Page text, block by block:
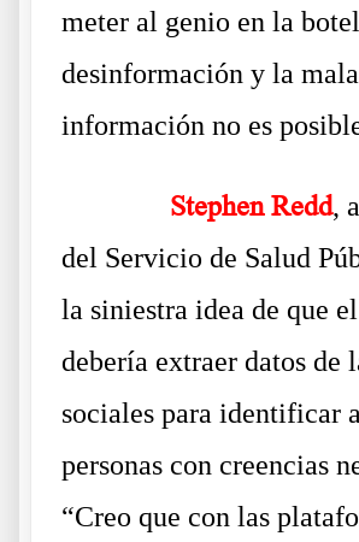
meter al genio en la
desinformación y la mala
información no es
Stephen Redd,
del Servicio de Salud
la siniestra idea de que
debería extraer datos de
sociales para identificar
personas con creencias
“Creo que con las